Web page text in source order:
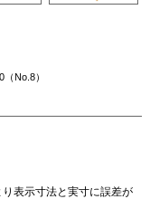
No.8）
表示寸法と実寸に誤差が